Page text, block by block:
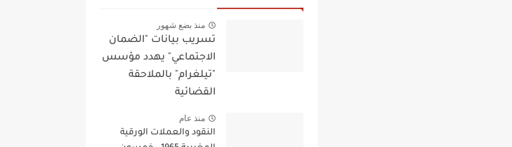
منذ بضع شهور
تسريب بيانات "الضمان
الاجتماعي" يهدد مؤسس
"تيلغرام" بالملاحقة
القضائية
منذ عام
النقود والعملات الورقية